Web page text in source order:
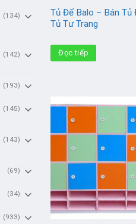
(134)
(142)
(193)
(145)
(143)
(69)
(34)
(933)
Tủ Để Balo – Bán Tủ
Tủ Tư Trang
Đọc tiếp